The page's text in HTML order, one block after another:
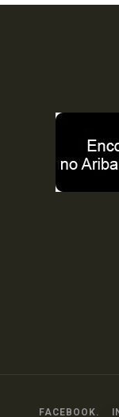
FACEBOOK.